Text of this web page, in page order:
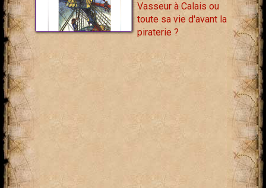
Vasseur à Calais ou
toute sa vie d'avant la
piraterie ?